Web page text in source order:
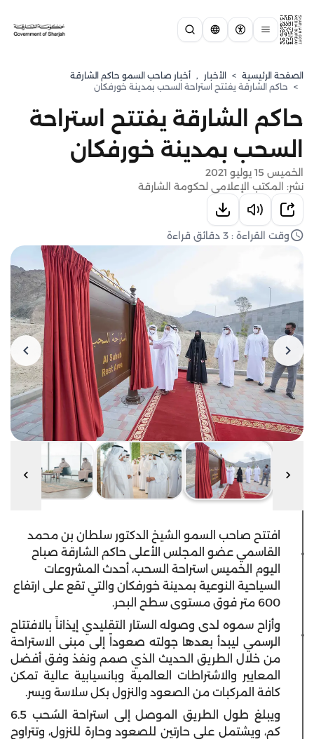
الصفحة الرئيسية > الأخبار , أخبار صاحب السمو حاكم الشارقة
> حاكم الشارقة يفتتح استراحة السحب بمدينة خورفكان
حاكم الشارقة يفتتح استراحة
السحب بمدينة خورفكان
الخميس 15 يوليو 2021
نشر: المكتب الإعلامي لحكومة الشارقة
وقت القراءة : 3 دقائق قراءة
افتتح صاحب السمو الشيخ الدكتور سلطان بن محمد
القاسمي عضو المجلس الأعلى حاكم الشارقة صباح
اليوم الخميس استراحة السحب، أحدث المشروعات
السياحية النوعية بمدينة خورفكان والتي تقع على ارتفاع
600 متر فوق مستوى سطح البحر.
وأزاح سموه لدى وصوله الستار التقليدي إيذاناً بالافتتاح
الرسمي ليبدأ بعدها جولته صعوداً إلى مبنى الاستراحة
من خلال الطريق الحديث الذي صمم ونفذ وفق أفضل
المعايير والاشتراطات العالمية وبانسيابية عالية تمكن
كافة المركبات من الصعود والنزول بكل سلاسة ويسر.
ويبلغ طول الطريق الموصل إلى استراحة السُحب 6.5
كم، ويشتمل على حارتين للصعود وحارة للنزول، وتتراوح